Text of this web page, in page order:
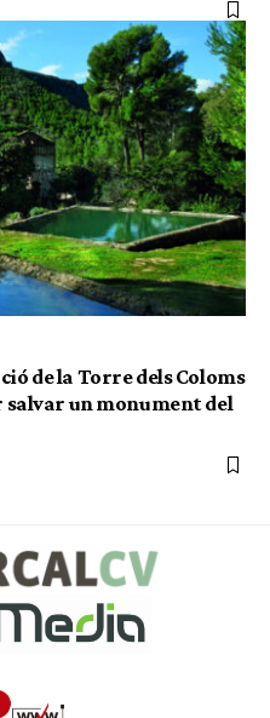
de la Torre dels Coloms
salvar un monument del